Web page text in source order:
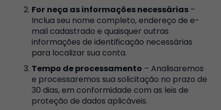
For neça as informações necessárias –
Inclua seu nome completo, endereço de e-
mail cadastrado e quaisquer outras
informações de identificação necessárias
para localizar sua conta.
Tempo de processamento – Analisaremos
e processaremos sua solicitação no prazo de
30 dias, em conformidade com as leis de
proteção de dados aplicáveis.